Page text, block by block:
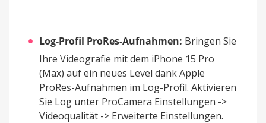
Log-Profil ProRes-Aufnahmen: Bringen Sie
Ihre Videografie mit dem iPhone 15 Pro
(Max) auf ein neues Level dank Apple
ProRes-Aufnahmen im Log-Profil. Aktivieren
Sie Log unter ProCamera Einstellungen ->
Videoqualität -> Erweiterte Einstellungen.